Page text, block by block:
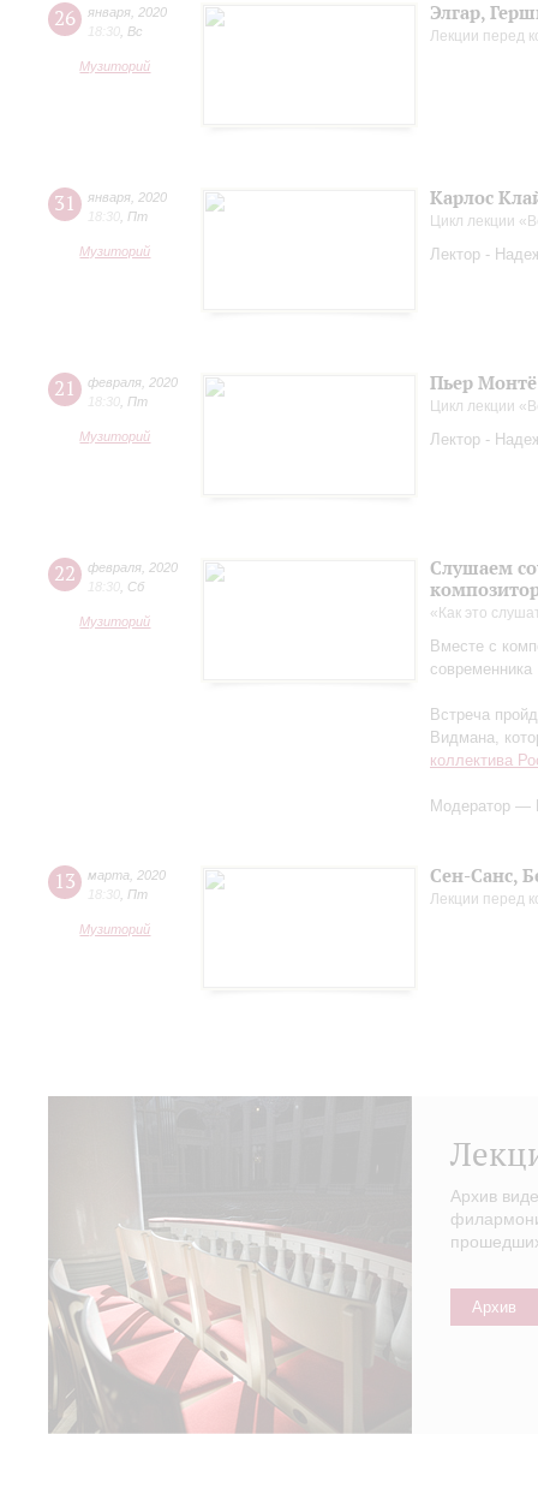
26 января 2020
18:30 Вс
Музиторий
Элгар,
Лекции перед
31 января 2020
18:30 Пт
Музиторий
Карлос
Цикл лекции
Лектор -
21 февраля 2020
18:30 Пт
Музиторий
Пьер Монтё
Цикл лекции
Лектор -
22 февраля 2020
18:30 Сб
Музиторий
Слушаем
«Как это
Вместе с
Встреча
Видмана,
коллектива
Модератор —
13 марта
2020
18:30 Пт
Музиторий
Сен-Санс,
Лекции перед
Архив
Архив